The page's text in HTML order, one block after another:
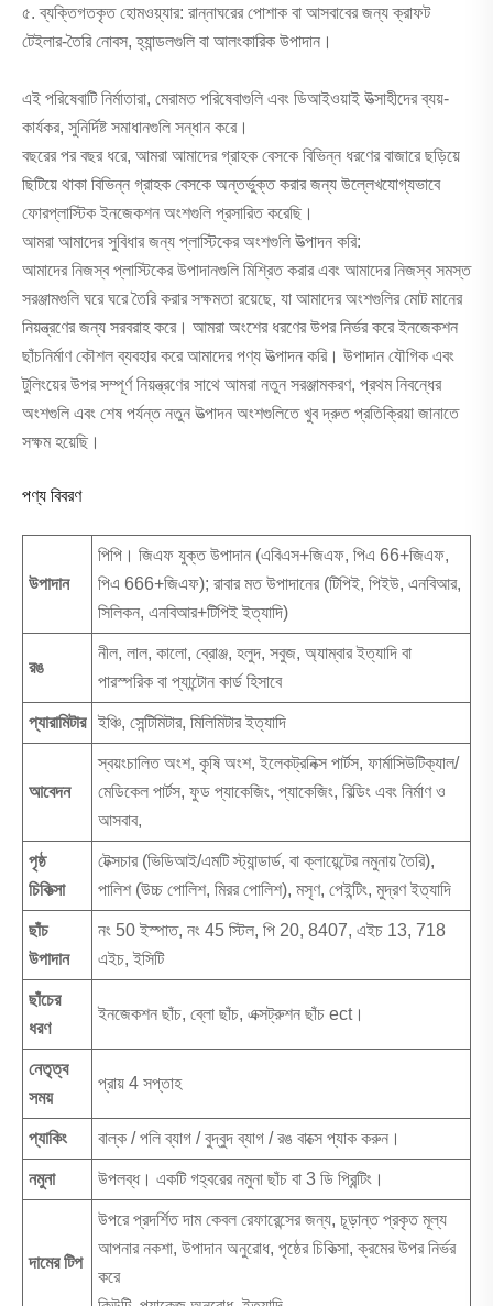
৫. ব্যক্তিগতকৃত হোমওয়্যার: রান্নাঘরের পোশাক বা আসবাবের জন্য ক্রাফট
টেইলার-তৈরি নোবস, হ্যান্ডলগুলি বা আলংকারিক উপাদান।
এই পরিষেবাটি নির্মাতারা, মেরামত পরিষেবাগুলি এবং ডিআইওয়াই উত্সাহীদের ব্যয়-
কার্যকর, সুনির্দিষ্ট সমাধানগুলি সন্ধান করে।
বছরের পর বছর ধরে, আমরা আমাদের গ্রাহক বেসকে বিভিন্ন ধরণের বাজারে ছড়িয়ে
ছিটিয়ে থাকা বিভিন্ন গ্রাহক বেসকে অন্তর্ভুক্ত করার জন্য উল্লেখযোগ্যভাবে
ফোরপ্লাস্টিক ইনজেকশন অংশগুলি প্রসারিত করেছি।
আমরা আমাদের সুবিধার জন্য প্লাস্টিকের অংশগুলি উত্পাদন করি:
আমাদের নিজস্ব প্লাস্টিকের উপাদানগুলি মিশ্রিত করার এবং আমাদের নিজস্ব সমস্ত
সরঞ্জামগুলি ঘরে ঘরে তৈরি করার সক্ষমতা রয়েছে, যা আমাদের অংশগুলির মোট মানের
নিয়ন্ত্রণের জন্য সরবরাহ করে। আমরা অংশের ধরণের উপর নির্ভর করে ইনজেকশন
ছাঁচনির্মাণ কৌশল ব্যবহার করে আমাদের পণ্য উত্পাদন করি। উপাদান যৌগিক এবং
টুলিংয়ের উপর সম্পূর্ণ নিয়ন্ত্রণের সাথে আমরা নতুন সরঞ্জামকরণ, প্রথম নিবন্ধের
অংশগুলি এবং শেষ পর্যন্ত নতুন উত্পাদন অংশগুলিতে খুব দ্রুত প্রতিক্রিয়া জানাতে
সক্ষম হয়েছি।
পণ্য বিবরণ
উপাদান
পিপি। জিএফ যুক্ত উপাদান (এবিএস+জিএফ, পিএ 66+জিএফ,
পিএ 666+জিএফ); রাবার মত উপাদানের (টিপিই, পিইউ, এনবিআর,
সিলিকন, এনবিআর+টিপিই ইত্যাদি)
রঙ
নীল, লাল, কালো, ব্রোঞ্জ, হলুদ, সবুজ, অ্যাম্বার ইত্যাদি বা
পারস্পরিক বা প্যান্টোন কার্ড হিসাবে
প্যারামিটার ইঞ্চি, সেন্টিমিটার, মিলিমিটার ইত্যাদি
আবেদন
স্বয়ংচালিত অংশ, কৃষি অংশ, ইলেকট্রনিক্স পার্টস, ফার্মাসিউটিক্যাল/
মেডিকেল পার্টস, ফুড প্যাকেজিং, প্যাকেজিং, বিল্ডিং এবং নির্মাণ ও
আসবাব,
পৃষ্ঠ
চিকিত্সা
টেক্সচার (ভিডিআই/এমটি স্ট্যান্ডার্ড, বা ক্লায়েন্টের নমুনায় তৈরি),
পালিশ (উচ্চ পোলিশ, মিরর পোলিশ), মসৃণ, পেইন্টিং, মুদ্রণ ইত্যাদি
ছাঁচ
উপাদান
নং 50 ইস্পাত, নং 45 স্টিল, পি 20, 8407, এইচ 13, 718
এইচ, ইসিটি
ছাঁচের
ধরণ
ইনজেকশন ছাঁচ, ব্লো ছাঁচ, এক্সট্রুশন ছাঁচ ect।
নেতৃত্ব
সময়
প্রায় 4 সপ্তাহ
প্যাকিং বাল্ক / পলি ব্যাগ / বুদ্বুদ ব্যাগ / রঙ বাক্সে প্যাক করুন।
নমুনা উপলব্ধ। একটি গহ্বরের নমুনা ছাঁচ বা 3 ডি প্রিন্টিং।
দামের টিপ
উপরে প্রদর্শিত দাম কেবল রেফারেন্সের জন্য, চূড়ান্ত প্রকৃত মূল্য
আপনার নকশা, উপাদান অনুরোধ, পৃষ্ঠের চিকিত্সা, ক্রমের উপর নির্ভর
করে